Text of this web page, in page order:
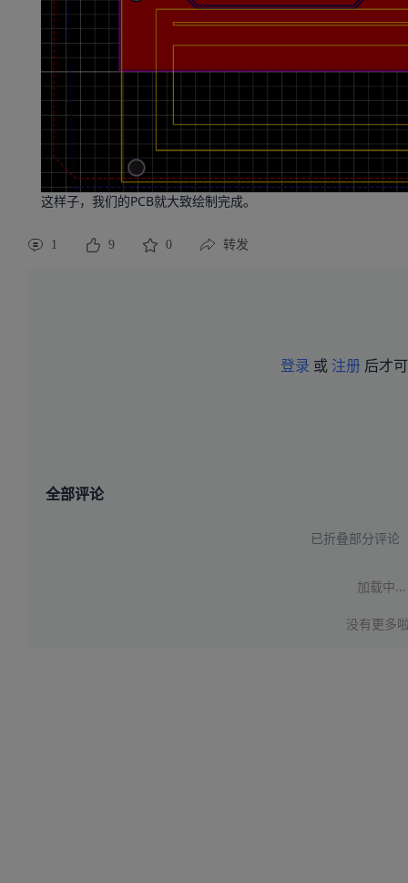
这样子，我们的PCB就大致绘制完成。
1 9 0 转发
登录 或 注册 后才
全部评论
已折叠部分评论
加载中...
没有更多